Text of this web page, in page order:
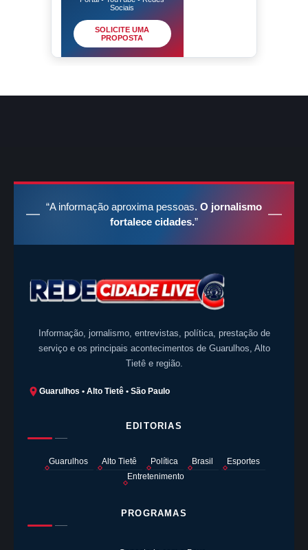
Sociais
SOLICITE UMA
PROPOSTA
“A informação aproxima pessoas. O jornalismo
fortalece cidades.”
Informação, jornalismo, entrevistas, política, prestação de
serviço e os principais acontecimentos de Guarulhos, Alto
Tietê e região.
Guarulhos • Alto Tietê • São Paulo
EDITORIAS
Guarulhos Alto Tietê Política Brasil
Esportes
Entretenimento
PROGRAMAS